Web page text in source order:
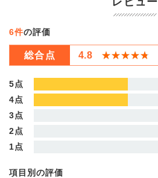
6件の評価
総合点 4.8 ★★★★★
★★★★★
5点
4点
3点
2点
1点
項目別の評価